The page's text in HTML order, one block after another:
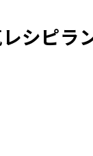
シピラ